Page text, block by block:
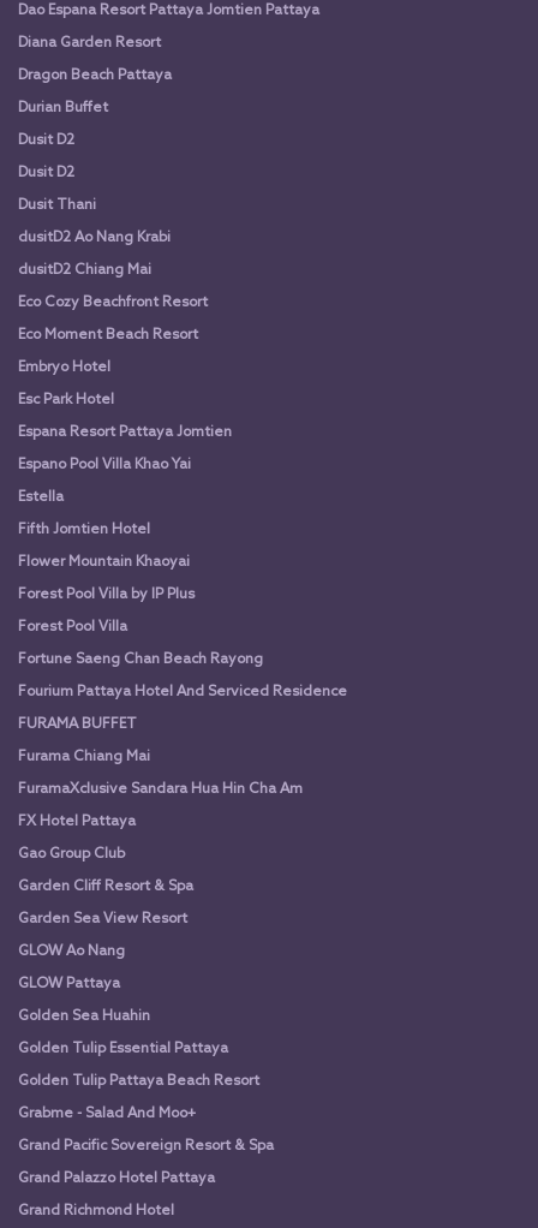
Dao Espana Resort Pattaya Jomtien Pattaya
Diana Garden Resort
Dragon Beach Pattaya
Durian Buffet
Dusit D2
Dusit D2
Dusit Thani
dusitD2 Ao Nang Krabi
dusitD2 Chiang Mai
Eco Cozy Beachfront Resort
Eco Moment Beach Resort
Embryo Hotel
Esc Park Hotel
Espana Resort Pattaya Jomtien
Espano Pool Villa Khao Yai
Estella
Fifth Jomtien Hotel
Flower Mountain Khaoyai
Forest Pool Villa by IP Plus
Forest Pool Villa
Fortune Saeng Chan Beach Rayong
Fourium Pattaya Hotel And Serviced Residence
FURAMA BUFFET
Furama Chiang Mai
FuramaXclusive Sandara Hua Hin Cha Am
FX Hotel Pattaya
Gao Group Club
Garden Cliff Resort & Spa
Garden Sea View Resort
GLOW Ao Nang
GLOW Pattaya
Golden Sea Huahin
Golden Tulip Essential Pattaya
Golden Tulip Pattaya Beach Resort
Grabme - Salad And Moo+
Grand Pacific Sovereign Resort & Spa
Grand Palazzo Hotel Pattaya
Grand Richmond Hotel